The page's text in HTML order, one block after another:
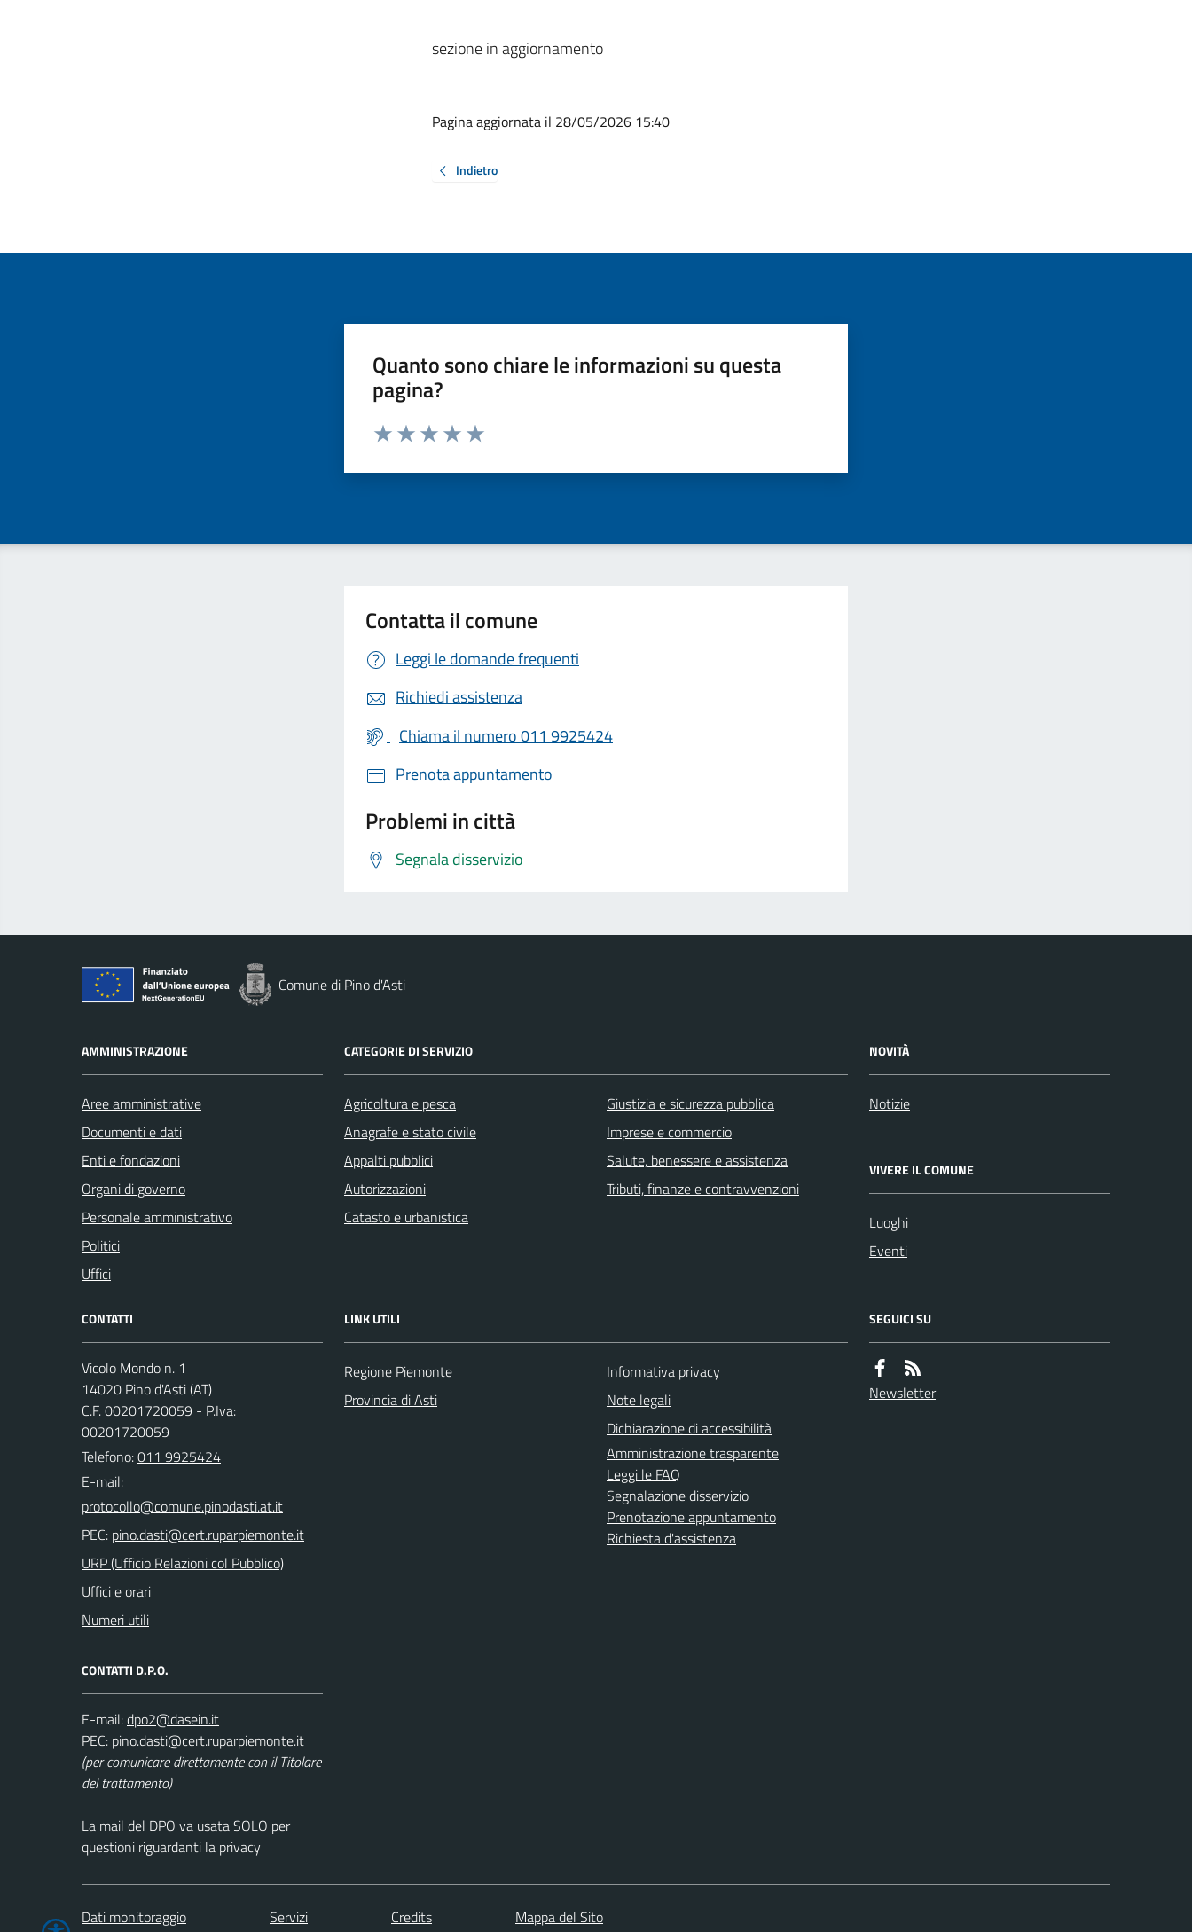
sezione in aggiornamento
Pagina aggiornata il 28/05/2026 15:40
Indietro
Quanto sono chiare le informazioni su questa
pagina?
Valuta da 1 a 5 stelle la pagina
Contatta il comune
Leggi le domande frequenti
Richiedi assistenza
Chiama il numero 011 9925424
Prenota appuntamento
Problemi in città
Segnala disservizio
Comune di Pino d'Asti
AMMINISTRAZIONE
Aree amministrative
Documenti e dati
Enti e fondazioni
Organi di governo
Personale amministrativo
Politici
Uffici
CATEGORIE DI SERVIZIO
Agricoltura e pesca
Anagrafe e stato civile
Appalti pubblici
Autorizzazioni
Catasto e urbanistica
Giustizia e sicurezza pubblica
Imprese e commercio
Salute, benessere e assistenza
Tributi, finanze e contravvenzioni
NOVITÀ
Notizie
VIVERE IL COMUNE
Luoghi
Eventi
CONTATTI
Vicolo Mondo n. 1
14020 Pino d'Asti (AT)
C.F. 00201720059 - P.Iva:
00201720059
Telefono:011 9925424
E-mail:
PEC:
URP (Ufficio Relazioni col Pubblico)
Uffici e orari
Numeri utili
CONTATTI D.P.O.
E-mail:
PEC:
(per comunicare direttamente con il Titolare
del trattamento)
La mail del DPO va usata SOLO per
questioni riguardanti la privacy
LINK UTILI
Regione Piemonte
Provincia di Asti
Informativa privacy
Note legali
Dichiarazione di accessibilità
Amministrazione trasparente
Leggi le FAQ
Segnalazione disservizio
Prenotazione appuntamento
Richiesta d'assistenza
SEGUICI SU
Newsletter
Dati monitoraggio Servizi Credits Mappa del Sito